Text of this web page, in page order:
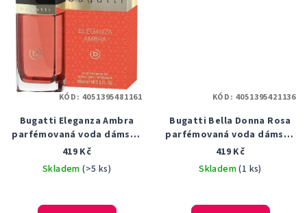
Bugatti Eleganza Ambra
parfémovaná voda dámská
60 ml
419 Kč
Skladem(>5 ks)
KÓD: 4051395481161
Bugatti Bella Donna Rosa
parfémovaná voda dámská
60 ml
419 Kč
Skladem(1 ks)
KÓD: 4051395421136